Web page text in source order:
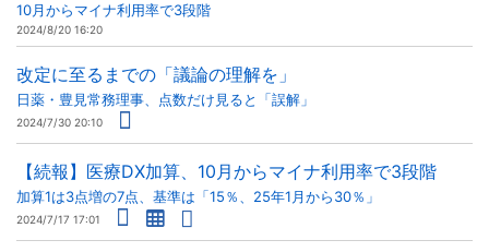
10月からマイナ利用率で3段階
2024/8/20 16:20
改定に至るまでの「議論の理解を」
日薬・豊見常務理事、点数だけ見ると「誤解」
2024/7/30 20:10
【続報】医療DX加算、10月からマイナ利用率で3段階
加算1は3点増の7点、基準は「15％、25年1月から30％」
2024/7/17 17:01